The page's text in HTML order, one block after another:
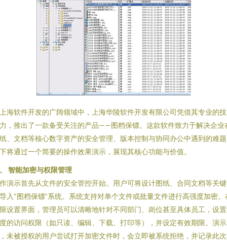
海软件开发的广阔领域中，上海华陵软件开发有限公司凭借其专业的
，推出了一款备受关注的产品——图档保镖。这款软件致力于解决企业
、文档等核心数字资产的安全管理、版本控制与协同办公中遇到的难
将通过一个简要的操作效果演示，展现其核心功能与价值。
智能加密与权限管理
演示首先从文件的安全管控开始。用户可将设计图纸、合同文档等关
入“图档保镖”系统。系统支持对单个文件或批量文件进行高强度加密。
设置界面，管理员可以清晰地针对不同部门、岗位甚至具体员工，设
的访问权限（如只读、编辑、下载、打印等），并设定有效期限。演示
未被授权的用户尝试打开加密文件时，会立即被系统拒绝，并记录此